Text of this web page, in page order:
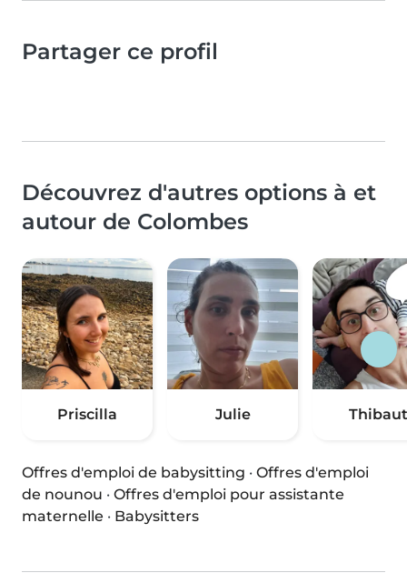
Partager ce profil
Découvrez d'autres options à et
autour de Colombes
Priscilla Julie Thibaut
Offres d'emploi de babysitting · Offres d'emploi
de nounou · Offres d'emploi pour assistante
maternelle · Babysitters